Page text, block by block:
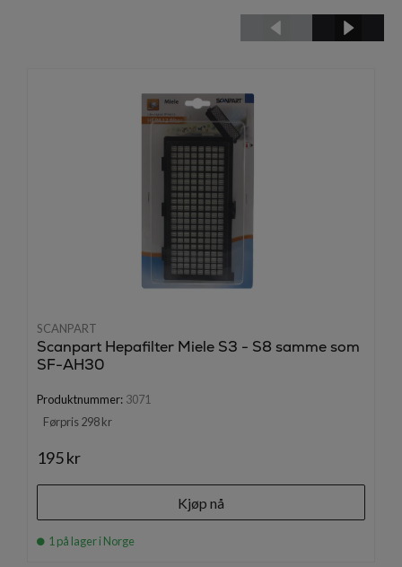
SCANPART
Scanpart Hepafilter Miele S3 - S8 samme som
SF-AH30
Produktnummer: 3071
Førpris 298 kr
195 kr
Kjøp nå
1 på lager i Norge